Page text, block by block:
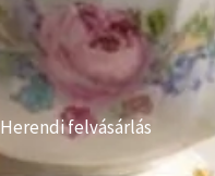
Herendi felvásárlás